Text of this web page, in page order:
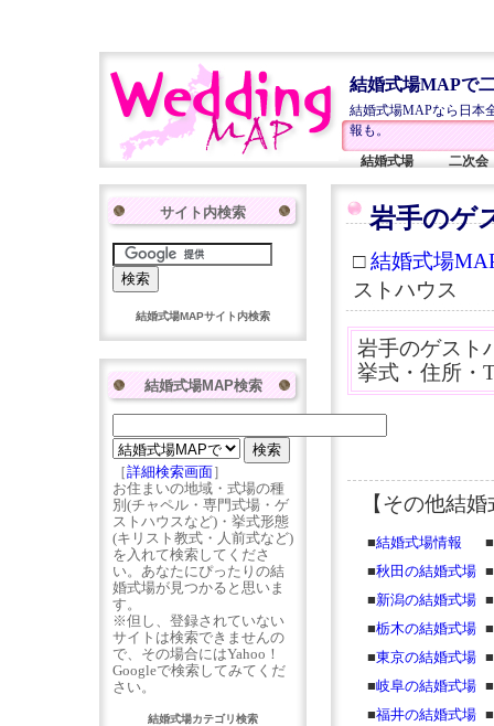
結婚式場MAPで
結婚式場MAPなら日本
報も。
結婚式場
二次会
岩手のゲ
□結婚式場
ストハウス
岩手のゲスト
挙式・住所・
【その他結
■結婚式場情報
■
■秋田の結婚式場 ■
■新潟の結婚式場 ■
■栃木の結婚式場 ■
■東京の結婚式場 ■
■岐阜の結婚式場 ■
■福井の結婚式場 ■
サイト内検索
結婚式場MAPサイト内検索
結婚式場MAP検索
［詳細検索画面］
お住まいの地域・式場の種
別(チャペル・専門式場・ゲ
ストハウスなど)・挙式形態
(キリスト教式・人前式など)
を入れて検索してくださ
い。あなたにぴったりの結
婚式場が見つかると思いま
す。
※但し、登録されていない
サイトは検索できませんの
で、その場合にはYahoo！
Googleで検索してみてくだ
さい。
結婚式場カテゴリ検索